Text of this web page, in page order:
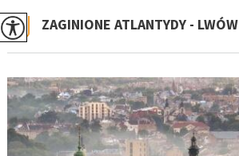
ZAGINIONE ATLANTYDY - LWÓW